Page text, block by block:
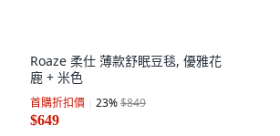
Roaze 柔仕 薄款舒眠豆毯, 優雅花
鹿 + 米色
首購折扣價 23%$849
$649